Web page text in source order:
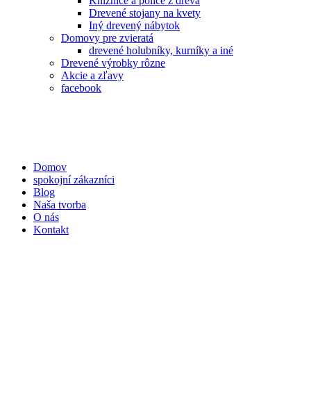
Drevené stojany na kvety
Iný drevený nábytok
Domovy pre zvieratá
drevené holubníky, kurníky a iné
Drevené výrobky rôzne
Akcie a zľavy
facebook
Domov
spokojní zákazníci
Blog
Naša tvorba
O nás
Kontakt